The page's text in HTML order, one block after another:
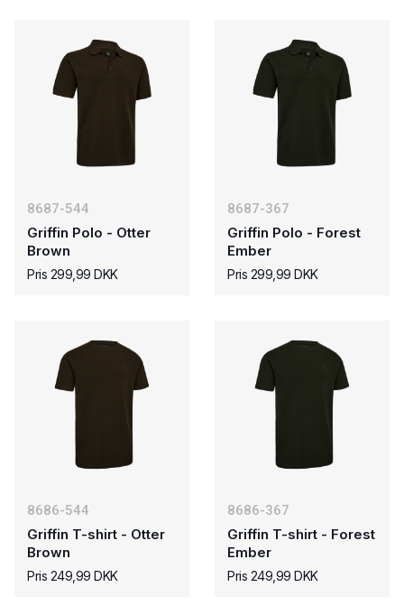
8687-544
Griffin Polo - Otter
Brown
Pris 299,99 DKK
8687-367
Griffin Polo - Forest
Ember
Pris 299,99 DKK
8686-544
Griffin T-shirt - Otter
Brown
Pris 249,99 DKK
8686-367
Griffin T-shirt - Forest
Ember
Pris 249,99 DKK